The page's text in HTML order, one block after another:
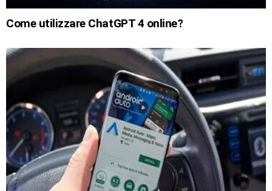
Come utilizzare ChatGPT 4 online?